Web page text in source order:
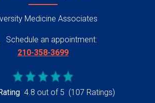
Medicine Associates
Schedule an appointment:
210-358-3699
4.8 out of 5 (107 Ratings)